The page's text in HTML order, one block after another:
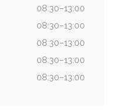
08:30–13:00
08:30–13:00
08:30–13:00
08:30–13:00
08:30–13:00